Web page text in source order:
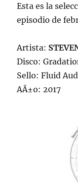
Esta es la
episodio de
Artista:
Disco:
Sello: Fluid
AÃ±o: 2017